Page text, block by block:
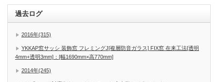
過去ログ
2016年(315)
YKKAP窓サッシ 装飾窓 フレミングJ[複層防音ガラス] FIX窓 在来工法[透明
4mm+透明3mm]：[幅1690mm×高770mm]
2014年(245)